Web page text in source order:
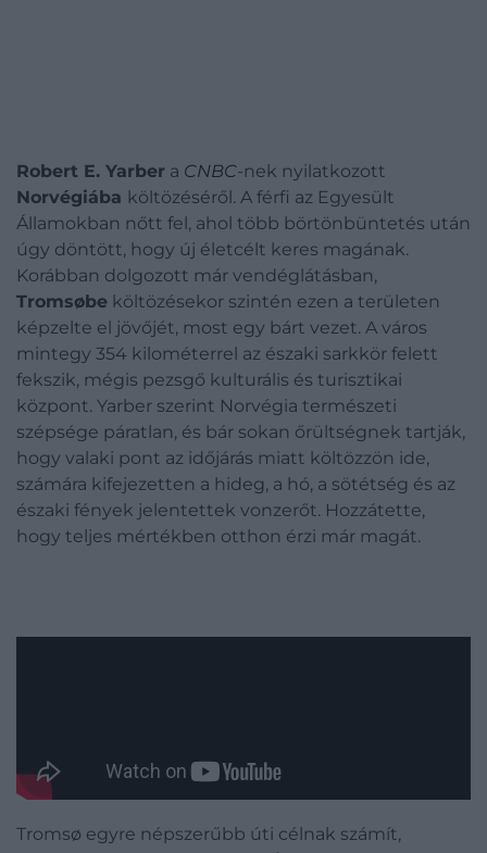
Robert E. Yarber a CNBC-nek nyilatkozott
Norvégiába költözéséről. A férfi az Egyesült
Államokban nőtt fel, ahol több börtönbüntetés után
úgy döntött, hogy új életcélt keres magának.
Korábban dolgozott már vendéglátásban,
Tromsøbe költözésekor szintén ezen a területen
képzelte el jövőjét, most egy bárt vezet. A város
mintegy 354 kilométerrel az északi sarkkör felett
fekszik, mégis pezsgő kulturális és turisztikai
központ. Yarber szerint Norvégia természeti
szépsége páratlan, és bár sokan őrültségnek tartják,
hogy valaki pont az időjárás miatt költözzön ide,
számára kifejezetten a hideg, a hó, a sötétség és az
északi fények jelentettek vonzerőt. Hozzátette,
hogy teljes mértékben otthon érzi már magát.
Tromsø egyre népszerűbb úti célnak számít,